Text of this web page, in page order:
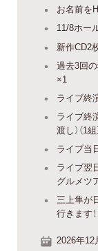
お名前を
11/8ホー
新作CD2
過去3回
×1
ライブ終
ライブ終
渡し）（1組
ライブ当
ライブ翌
グルメツ
三上隼が
行きます！
2026年12